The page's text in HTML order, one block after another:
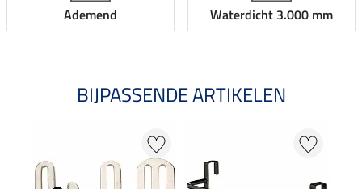
Ademend Waterdicht 3.000 mm
BIJPASSENDE ARTIKELEN